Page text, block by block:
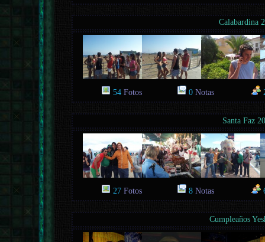
Calabardina
54 Fotos 0Notas
Santa Faz
27 Fotos 8Notas
Cumpleaños